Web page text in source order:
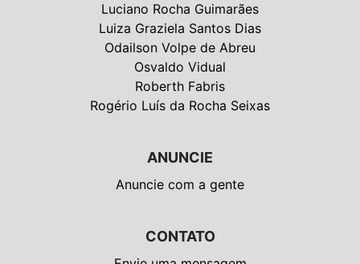
Luciano Rocha Guimarães
Luiza Graziela Santos Dias
Odailson Volpe de Abreu
Osvaldo Vidual
Roberth Fabris
Rogério Luís da Rocha Seixas
ANUNCIE
Anuncie com a gente
CONTATO